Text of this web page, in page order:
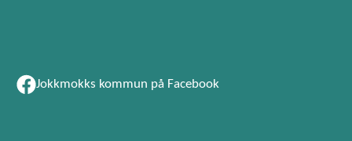
Jokkmokks kommun på Facebook